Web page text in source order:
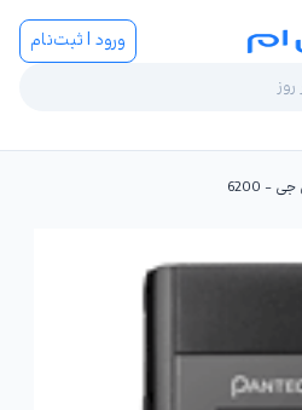
ورود | ثبت‌نام
- 6200